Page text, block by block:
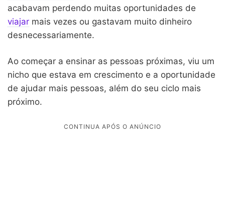
acabavam perdendo muitas oportunidades de
viajar mais vezes ou gastavam muito dinheiro
desnecessariamente.
Ao começar a ensinar as pessoas próximas, viu um
nicho que estava em crescimento e a oportunidade
de ajudar mais pessoas, além do seu ciclo mais
próximo.